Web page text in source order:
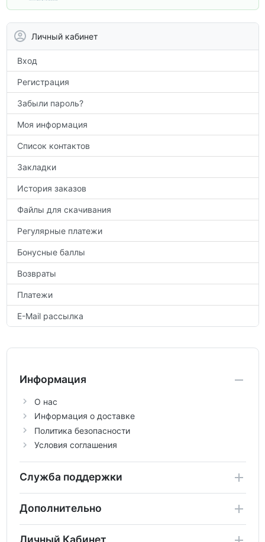
по предметам.
Личный кабинет
Вход
Регистрация
Забыли пароль?
Моя информация
Список контактов
Закладки
История заказов
Файлы для скачивания
Регулярные платежи
Бонусные баллы
Возвраты
Платежи
E-Mail рассылка
Информация
О нас
Информация о доставке
Политика безопасности
Условия соглашения
Служба поддержки
Дополнительно
Личный Кабинет